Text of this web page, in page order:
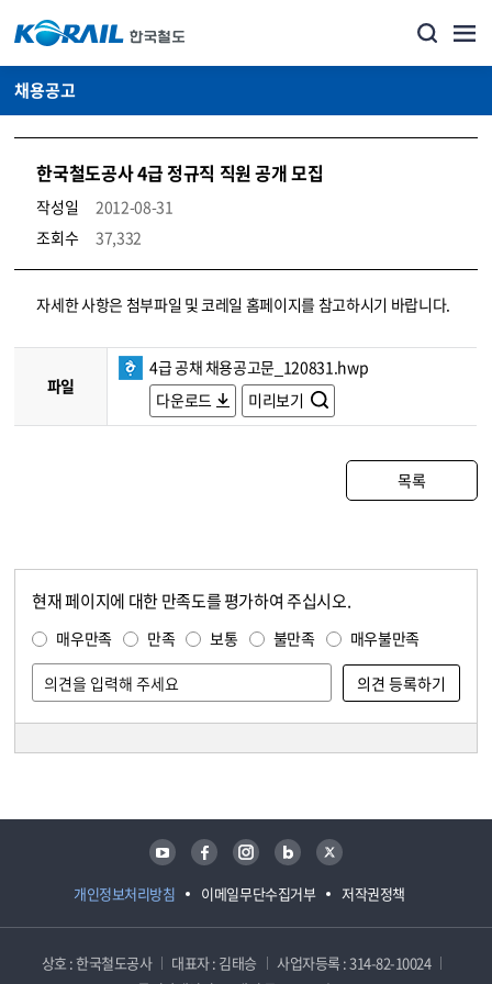
채용공고
한국철도공사 4급 정규직 직원 공개 모집
작성일
2012-08-31
조회수
37,332
코레일소개_경영공시_채용공고 상세보기 – 내용, 파일, 담당자 연락처로 구성
자세한 사항은 첨부파일 및 코레일 홈페이지를 참고하시기 바랍니다.
파일
4급 공채 채용공고문_120831.hwp
다운로드
미리보기
목록
현재 페이지에 대한 만족도를 평가하여 주십시오.
매우만족 만족 보통 불만족 매우불만족
개인정보처리방침 이메일무단수집거부 저작권정책
유튜브 페이스북 인스타그램 블로그 트위터
상호 : 한국철도공사 대표자 : 김태승
사업자등록 : 314-82-10024